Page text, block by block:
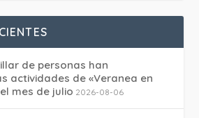
de personas han
actividades de «Veranea en
mes de julio 2026-08-06